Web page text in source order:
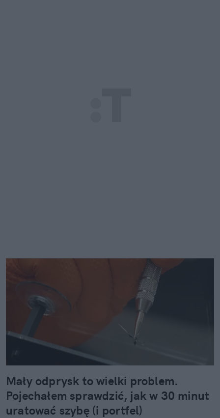
Mały odprysk to wielki problem.
Pojechałem sprawdzić, jak w 30 minut
uratować szybę (i portfel)